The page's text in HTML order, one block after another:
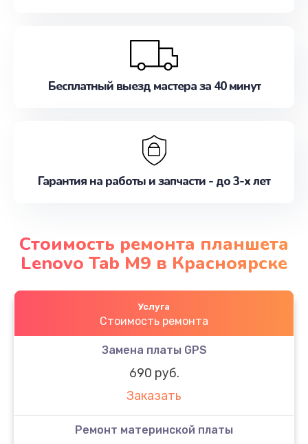
Бесплатный выезд мастера за 40 минут
Гарантия на работы и запчасти - до 3-х лет
Стоимость ремонта планшета
Lenovo Tab M9 в Красноярске
Услуга
Стоимость ремонта
Замена платы GPS
690 руб.
Заказать
Ремонт материнской платы